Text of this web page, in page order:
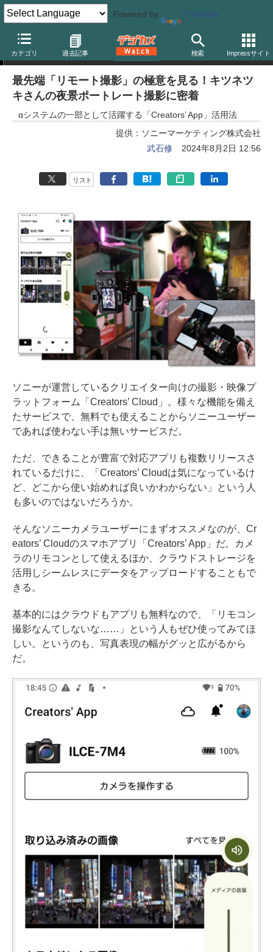
Powered by Translate
カテゴリ 過去記事 検索 Impressサイト
トピック
最先端「リモート撮影」の極意を見る！キツネツ
キさんの夜景ポートレート撮影に密着
αシステムの一部として活躍する「Creators’ App」活用法
提供： ソニーマーケティング株式会社
武石修
2024年8月2日 12:56
リスト
ソニーが運営しているクリエイター向けの撮影・映像プ
ラットフォーム「Creators’ Cloud」。様々な機能を備え
たサービスで、無料でも使えることからソニーユーザー
であれば使わない手は無いサービスだ。
ただ、できることが豊富で対応アプリも複数リリースさ
れているだけに、「Creators’ Cloudは気になっているけ
ど、どこから使い始めれば良いかわからない」という人
も多いのではないだろうか。
そんなソニーカメラユーザーにまずオススメなのが、Cr
eators’ Cloudのスマホアプリ「Creators’ App」だ。カメ
ラのリモコンとして使えるほか、クラウドストレージを
活用しシームレスにデータをアップロードすることもで
きる。
基本的にはクラウドもアプリも無料なので、「リモコン
撮影なんてしないな……」という人もぜひ使ってみてほ
しい。というのも、写真表現の幅がグッと広がるから
だ。